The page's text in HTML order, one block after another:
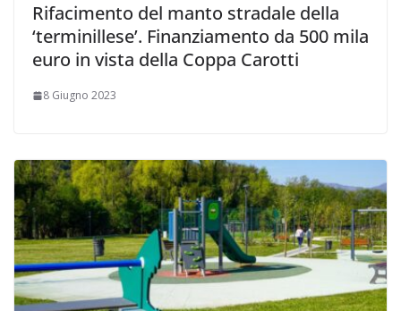
Rifacimento del manto stradale della
‘terminillese’. Finanziamento da 500 mila
euro in vista della Coppa Carotti
8 Giugno 2023